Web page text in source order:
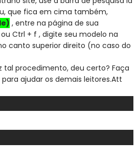
que fica em cima também,
, entre na página de sua
Ctrl + f , digite seu modelo na
canto superior direito (no caso do
tal procedimento, deu certo? Faça
ajudar os demais leitores.Att